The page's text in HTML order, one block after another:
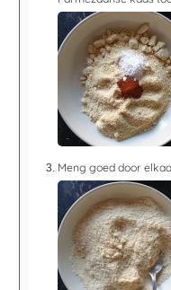
Meng goed door